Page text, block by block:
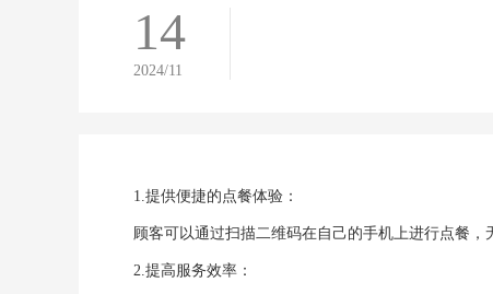
14
2024/11
1.提供便捷的点餐体验：
顾客可以通过扫描二维码在自己的手机上进行点餐
2.提高服务效率：